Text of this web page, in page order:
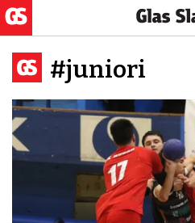
#juniori